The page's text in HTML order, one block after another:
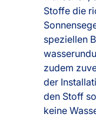
Stoffe die
speziellen
zudem
der
den Stoff
keine